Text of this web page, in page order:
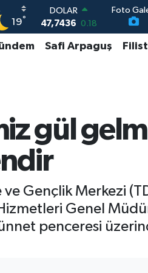
19°
DOLAR
47,7436 0.18
EURO
55,2510 0.32
13.779
-14
Foto
Safi Arpaguş
gül
ve Gençlik Merkezi
Genel
penceresi